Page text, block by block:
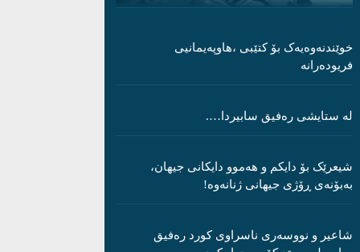
خوێندنەوەیەک بۆ کتێبی ،هاوپەیمانیی
فریودەرانە
لە ستایشی رەفیق سابیردا….
شیعرێک بۆ دایکم و ھەموو دایکانی جیھان،
بەبۆنەی ڕۆژی جیھانی ژنانەوە!
شاعیر و نووسەری ناسراوی کورد رەفیق